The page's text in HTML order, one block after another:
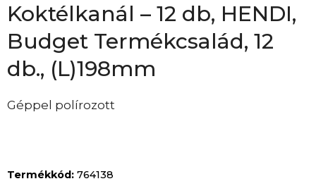
Koktélkanál – 12 db, HENDI,
Budget Termékcsalád, 12
db., (L)198mm
Géppel polírozott
Termékkód: 764138